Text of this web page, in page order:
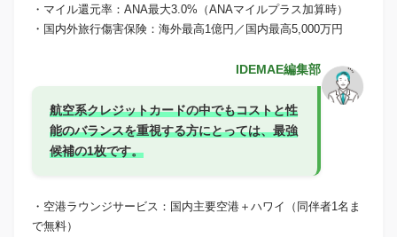
・マイル還元率：ANA最大3.0%（ANAマイルプラス加算時）
・国内外旅行傷害保険：海外最高1億円／国内最高5,000万円
IDEMAE編集部
航空系クレジットカードの中でもコストと性
能のバランスを重視する方にとっては、最強
候補の1枚です。
・空港ラウンジサービス：国内主要空港＋ハワイ（同伴者1名ま
で無料）